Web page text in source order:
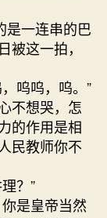
一连串的巴
这一拍，
呜呜，呜。”
不想哭，怎
的作用是相
民教师你不
？”
是皇帝当然